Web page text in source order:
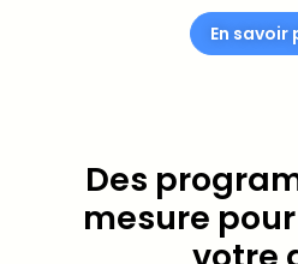
En savoir
Des
mesure